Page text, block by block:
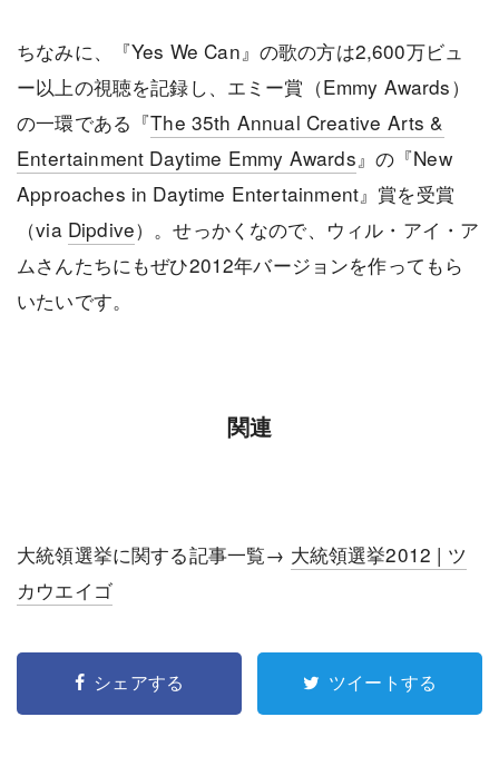
ちなみに、『Yes We Can』の歌の方は2,600万ビュ
ー以上の視聴を記録し、エミー賞（Emmy Awards）
の一環である『The 35th Annual Creative Arts &
Entertainment Daytime Emmy Awards』の『New
Approaches in Daytime Entertainment』賞を受賞
（via Dipdive）。せっかくなので、ウィル・アイ・ア
ムさんたちにもぜひ2012年バージョンを作ってもら
いたいです。
関連
大統領選挙に関する記事一覧→ 大統領選挙2012 | ツ
カウエイゴ
シェアする ツイートする